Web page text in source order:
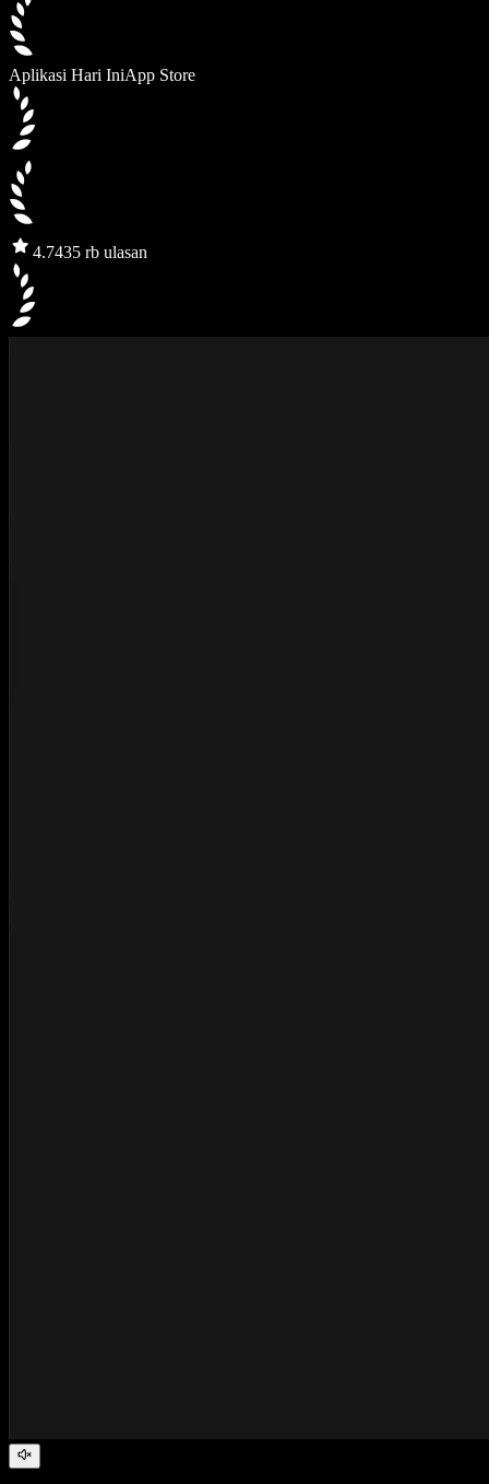
Aplikasi Hari IniApp Store
4.7435 rb ulasan